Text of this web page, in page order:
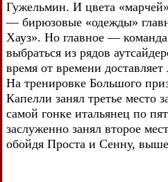
Гужельмин. И цвета
— бирюзовые «одежды»
Хауз». Но главное —
выбраться из рядов
время от времени
На тренировке Большого
Капелли занял третье место
самой гонке итальянец по
заслуженно занял второе
обойдя Проста и Сенну,